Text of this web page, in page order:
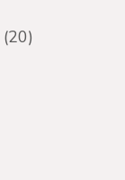
(20)